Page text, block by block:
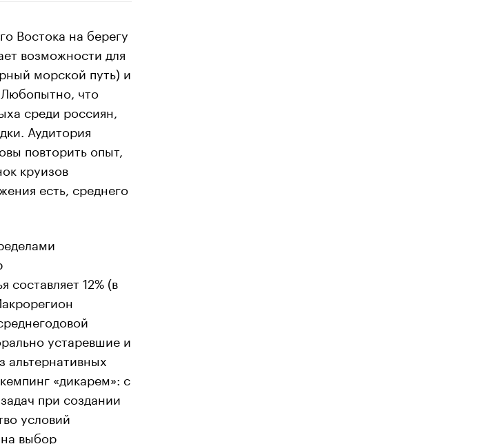
Востока на берегу
возможности для
морской путь) и
что
среди россиян,
Аудитория
повторить опыт,
круизов
есть, среднего
12% (в
устаревшие и
альтернативных
«дикарем»: с
при создании
условий
выбор